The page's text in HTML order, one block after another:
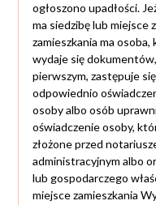
ogłoszono upadłości.
ma siedzibę lub miejsce
zamieszkania ma
wydaje się
pierwszym, zastępuje
odpowiednio
osoby albo osób
oświadczenie osoby,
złożone przed
administracyjnym albo
lub gospodarczego
miejsce zamieszkania